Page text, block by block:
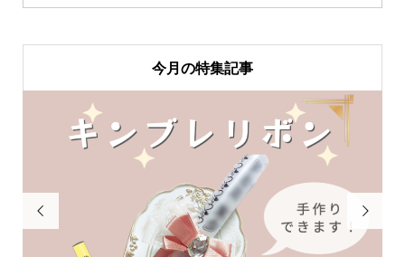
今月の特集記事
 